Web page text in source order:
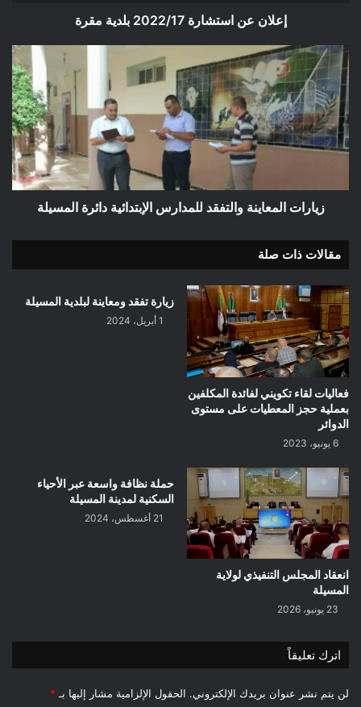
إعلان عن استشارة 2022/17 بلدية مقرة
زيارات
المعاينة
والتفقد
للمدارس
الإبتدائية
دائرة
المسيلة
زيارات المعاينة والتفقد للمدارس الإبتدائية دائرة المسيلة
مقالات ذات صلة
فعاليات لقاء تكويني لفائدة المكلفين
بعملية حجز المعطيات على مستوى
الدوائر
6 يونيو، 2023
زيارة تفقد ومعاينة لبلدية المسيلة
1 أبريل، 2024
انعقاد المجلس التنفيذي لولاية
المسيلة
23 يونيو، 2026
حملة نظافة واسعة عبر الأحياء
السكنية لمدينة المسيلة
21 أغسطس، 2024
اترك تعليقاً
لن يتم نشر عنوان بريدك الإلكتروني. الحقول الإلزامية مشار إليها بـ *